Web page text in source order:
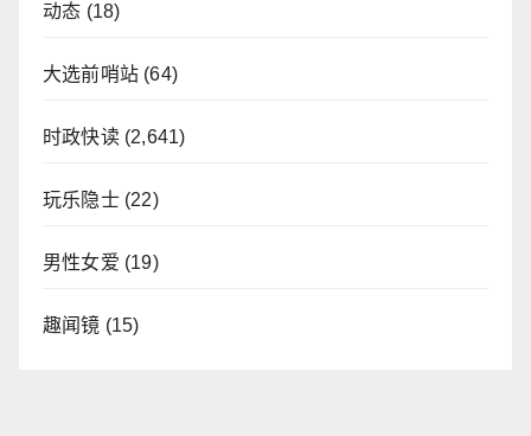
动态 (18)
大选前哨站 (64)
时政快读(2,641)
玩乐隐士(22)
男性女爱 (19)
趣闻镜 (15)